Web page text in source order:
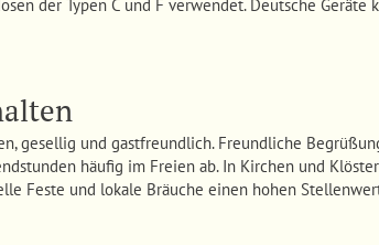
der Typen C und F verwendet. Deutsche
gesellig und gastfreundlich. Freundliche
häufig im Freien ab. In Kirchen und
Feste und lokale Bräuche einen hohen